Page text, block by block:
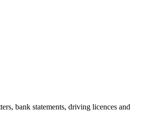
bank statements, driving licences and